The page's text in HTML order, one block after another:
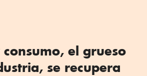
consumo, el grueso
se recupera